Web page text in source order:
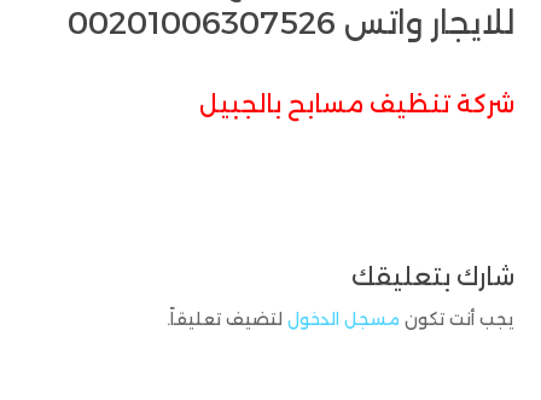
للايجار واتس 00201006307526
شركة تنظيف مسابح بالجبيل
شارك بتعليقك
يجب أنت تكون مسجل الدخول لتضيف تعليقاً.